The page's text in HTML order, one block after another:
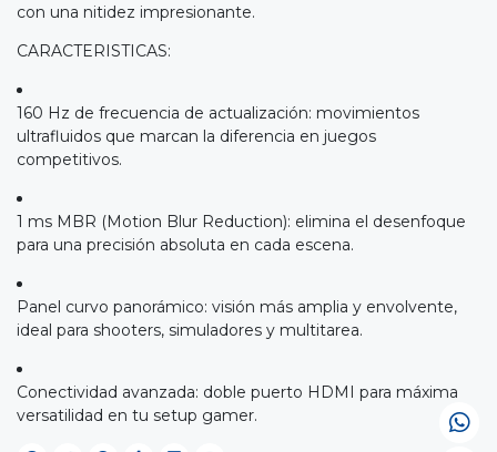
con una nitidez impresionante.
CARACTERISTICAS:
160 Hz de frecuencia de actualización: movimientos
ultrafluidos que marcan la diferencia en juegos
competitivos.
1 ms MBR (Motion Blur Reduction): elimina el desenfoque
para una precisión absoluta en cada escena.
Panel curvo panorámico: visión más amplia y envolvente,
ideal para shooters, simuladores y multitarea.
Conectividad avanzada: doble puerto HDMI para máxima
versatilidad en tu setup gamer.